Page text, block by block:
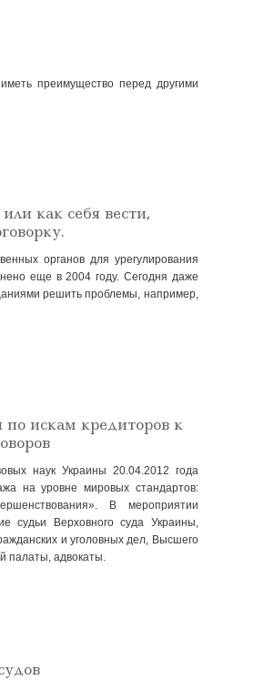
преимущество перед другими
как себя вести,
органов для урегулирования
еще в 2004 году. Сегодня даже
решить проблемы, например,
по искам кредиторов к
наук Украины 20.04.2012 года
на уровне мировых стандартов:
В мероприятии
судьи Верховного суда Украины,
и уголовных дел, Высшего
палаты, адвокаты.